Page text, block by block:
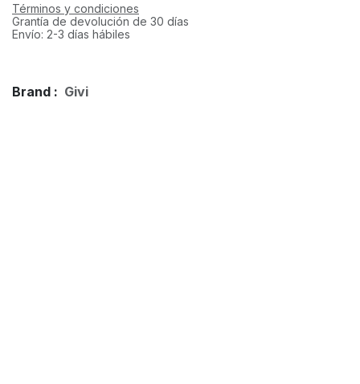
Términos y condiciones
Grantía de devolución de 30 días
Envío: 2-3 días hábiles
Brand : Givi